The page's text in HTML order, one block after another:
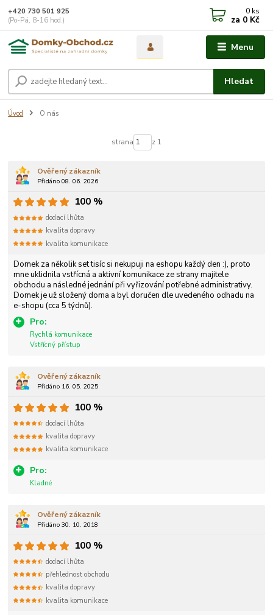
Menu
Hledat
+420 730 501 925
(Po-Pá, 8-16 hod.)
0 ks
za 0 Kč
Úvod O nás
strana z 1
Ověřený zákazník
Přidáno 08. 06. 2026
Domek za několik set tisíc si nekupuji na eshopu každý den :), proto
mne uklidnila vstřícná a aktivní komunikace ze strany majitele
obchodu a následné jednání při vyřizování potřebné administrativy.
Domek je už složený doma a byl doručen dle uvedeného odhadu na
e-shopu (cca 5 týdnů).
Pro:
Rychlá komunikace
Vstřícný přístup
100 %
dodací lhůta
kvalita dopravy
kvalita komunikace
Ověřený zákazník
Přidáno 16. 05. 2025
Pro:
Kladné
100 %
dodací lhůta
kvalita dopravy
kvalita komunikace
Ověřený zákazník
Přidáno 30. 10. 2018
100 %
dodací lhůta
přehlednost obchodu
kvalita dopravy
kvalita komunikace